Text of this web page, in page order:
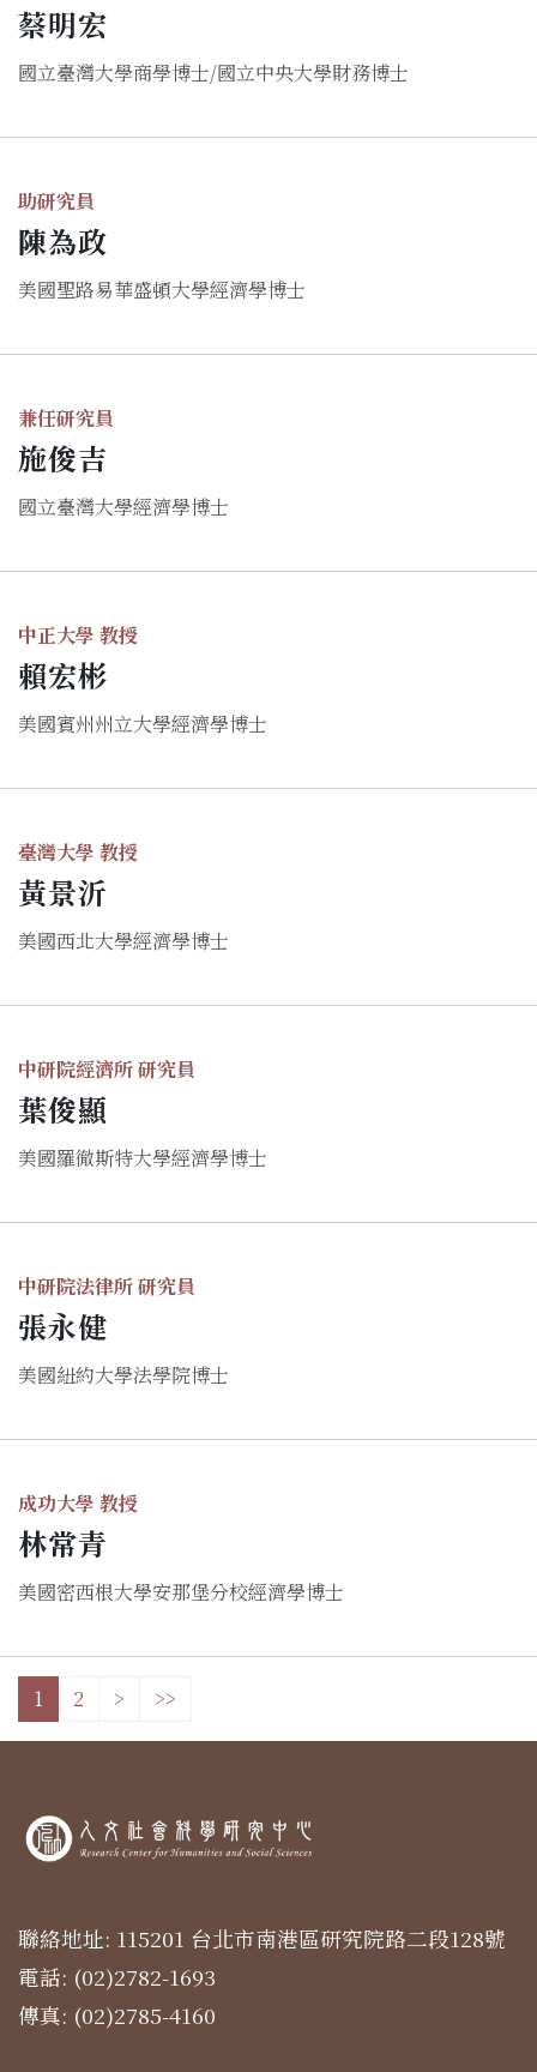
蔡明宏
國立臺灣大學商學博士/國立中央大學財務博士
助研究員
陳為政
美國聖路易華盛頓大學經濟學博士
兼任研究員
施俊吉
國立臺灣大學經濟學博士
中正大學 教授
賴宏彬
美國賓州州立大學經濟學博士
臺灣大學 教授
黃景沂
美國西北大學經濟學博士
中研院經濟所 研究員
葉俊顯
美國羅徹斯特大學經濟學博士
中研院法律所 研究員
張永健
美國紐約大學法學院博士
成功大學 教授
林常青
美國密西根大學安那堡分校經濟學博士
1 2 > >>
聯絡地址: 115201 台北市南港區研究院路二段128號
電話: (02)2782-1693
傳真: (02)2785-4160